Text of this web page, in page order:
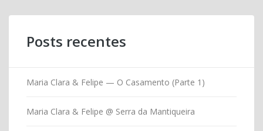
Posts recentes
Maria Clara & Felipe — O Casamento (Parte 1)
Maria Clara & Felipe @ Serra da Mantiqueira